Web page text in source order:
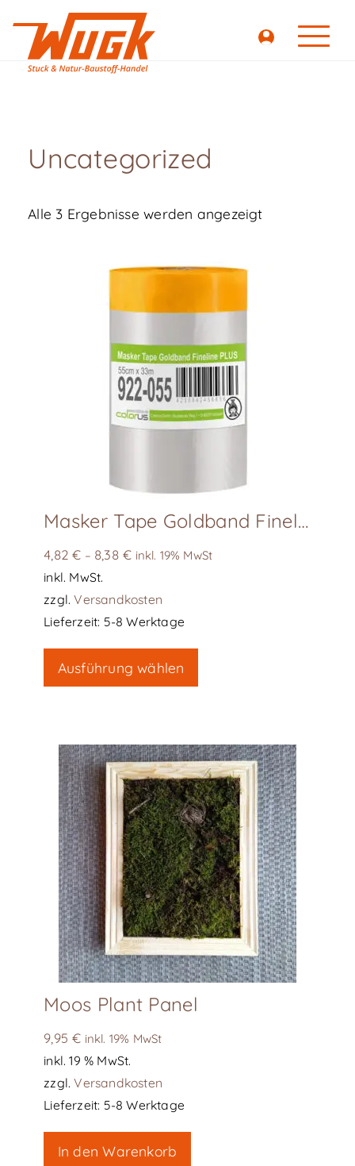
Uncategorized
Alle 3 Ergebnisse werden angezeigt
Masker Tape Goldband Fineline PLUS COLORUS
4,82€ – 8,38€ inkl. 19% MwSt
inkl. MwSt.
zzgl.Versandkosten
Lieferzeit: 5-8 Werktage
Ausführung wählen
Varianten
auf.
Die
Optionen
können
auf
der
Produktseite
gewählt
werden
Moos Plant Panel
9,95€ inkl. 19% MwSt
inkl. 19 % MwSt.
zzgl.Versandkosten
Lieferzeit: 5-8 Werktage
In den Warenkorb